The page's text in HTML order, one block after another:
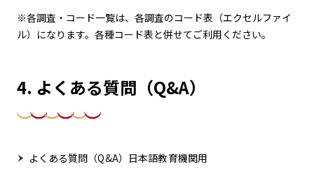
※各調査・コード一覧は、各調査のコード表（エクセルファイ
ル）になります。各種コード表と併せてご利用ください。
4. よくある質問（Q&A）
よくある質問（Q&A）日本語教育機関用